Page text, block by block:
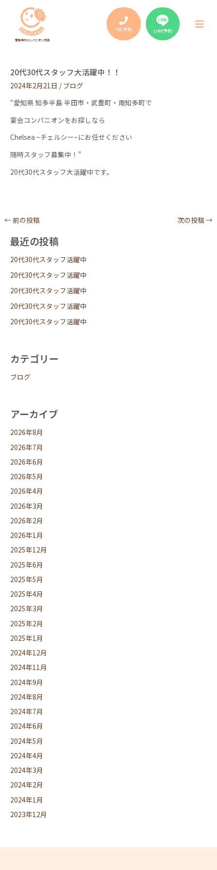
愛知県内コンパニオン請負
TEL予約 LINE予約
メ
ニ
20代30代スタッフ大活躍中！！
2024年2月21日 / ブログ
“愛知県 知多半島 半田市・武豊町・南知多町で
宴会コンパニオンをお探しなら
Chelsea ~チェルシー~にお任せください
随時スタッフ募集中！”
20代30代スタッフ大活躍中です。
navigation
←前の投稿 次の投稿 →
最近の投稿
20代30代スタッフ活躍中
20代30代スタッフ活躍中
20代30代スタッフ活躍中
20代30代スタッフ活躍中
20代30代スタッフ活躍中
カテゴリー
ブログ
アーカイブ
2026年8月
2026年7月
2026年6月
2026年5月
2026年4月
2026年3月
2026年2月
2026年1月
2025年12月
2025年6月
2025年5月
2025年4月
2025年3月
2025年2月
2025年1月
2024年12月
2024年11月
2024年9月
2024年8月
2024年7月
2024年6月
2024年5月
2024年4月
2024年3月
2024年2月
2024年1月
2023年12月